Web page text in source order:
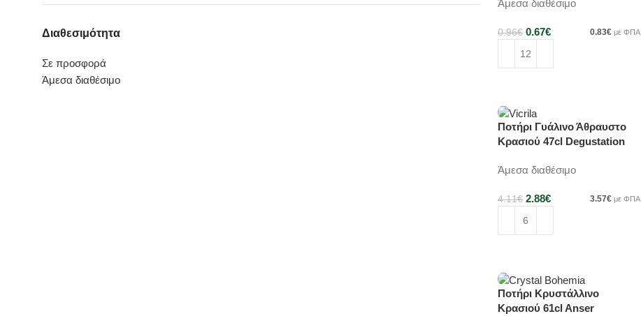
Διαθεσιμότητα
Σε προσφορά
Άμεσα διαθέσιμο
Άμεσα διαθέσιμο
0.96€ 0.67€ 0.83€ με ΦΠΑ
-30%
Ποτήρι Γυάλινο Άθραυστο
Κρασιού 47cl Degustation
Άμεσα διαθέσιμο
4.11€ 2.88€ 3.57€ με ΦΠΑ
-20%
Ποτήρι Κρυστάλλινο
Κρασιού 61cl Anser